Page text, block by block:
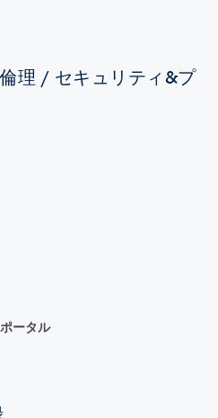
理 / セキュリティ&プ
ータル